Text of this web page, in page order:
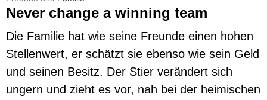
Never change a winning team
Die Familie hat wie seine Freunde einen hohen
Stellenwert, er schätzt sie ebenso wie sein Geld
und seinen Besitz. Der Stier verändert sich
ungern und zieht es vor, nah bei der heimischen